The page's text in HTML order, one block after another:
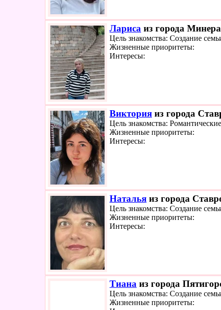
Лариса из города
Цель знакомства: Создание
Жизненные приоритеты:
Интересы:
Виктория из города
Цель знакомства:
Жизненные приоритеты:
Интересы:
Наталья из города
Цель знакомства: Создание
Жизненные приоритеты:
Интересы:
Тиана из города
Цель знакомства: Создание
Жизненные приоритеты: